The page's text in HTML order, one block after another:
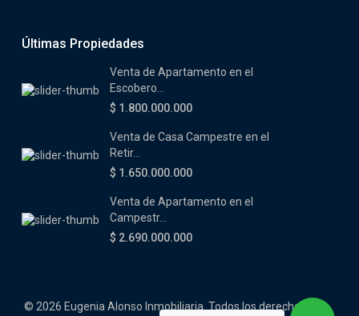
Últimas Propiedades
Venta de Apartamento en el
Escobero...
$ 1.800.000.000
Venta de Casa Campestre en el
Retir...
$ 1.650.000.000
Venta de Apartamento en el
Campestr...
$ 2.690.000.000
© 2026 Eugenia Alonso Inmobiliaria. Todos los derechos